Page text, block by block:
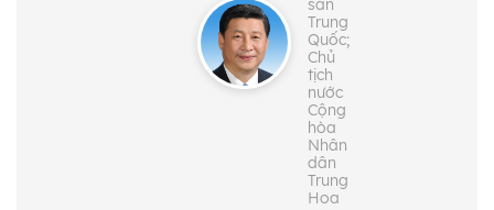
sản
Trung
Quốc;
Chủ
tịch
nước
Cộng
hòa
Nhân
dân
Trung
Hoa